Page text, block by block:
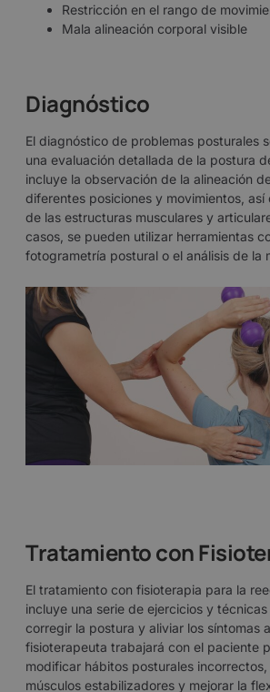
Restricción en el rango de
Mala alineación corporal visible
Diagnóstico
El diagnóstico de problemas posturales
una evaluación detallada de la postura
incluye la observación de la alineación
diferentes posiciones y movimientos, así
de las estructuras musculares y
casos, se pueden utilizar herramientas
fotogrametría postural o el análisis de la
Tratamiento con
El tratamiento con fisioterapia para la
incluye una serie de ejercicios y
corregir la postura y aliviar los síntomas
fisioterapeuta trabajará con el paciente
modificar hábitos posturales
músculos estabilizadores y mejorar la